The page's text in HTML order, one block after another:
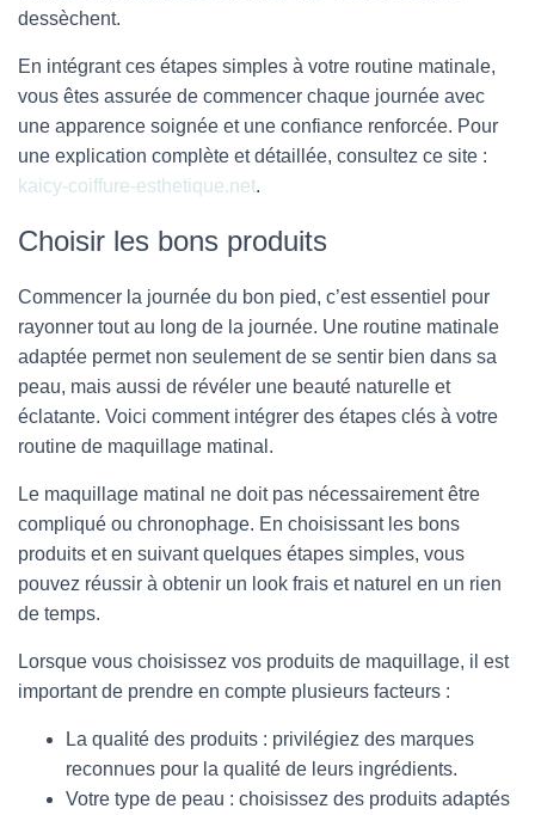
dessèchent.
En intégrant ces étapes simples à votre routine matinale,
vous êtes assurée de commencer chaque journée avec
une apparence soignée et une confiance renforcée. Pour
une explication complète et détaillée, consultez ce site :
kaicy-coiffure-esthetique.net.
Choisir les bons produits
Commencer la journée du bon pied, c’est essentiel pour
rayonner tout au long de la journée. Une routine matinale
adaptée permet non seulement de se sentir bien dans sa
peau, mais aussi de révéler une beauté naturelle et
éclatante. Voici comment intégrer des étapes clés à votre
routine de maquillage matinal.
Le maquillage matinal ne doit pas nécessairement être
compliqué ou chronophage. En choisissant les bons
produits et en suivant quelques étapes simples, vous
pouvez réussir à obtenir un look frais et naturel en un rien
de temps.
Lorsque vous choisissez vos produits de maquillage, il est
important de prendre en compte plusieurs facteurs :
La qualité des produits : privilégiez des marques
reconnues pour la qualité de leurs ingrédients.
Votre type de peau : choisissez des produits adaptés